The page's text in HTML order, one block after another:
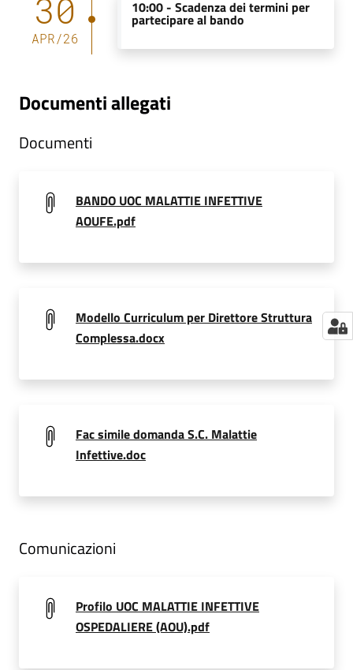
30
APR/26
10:00 - Scadenza dei termini per
partecipare al bando
Documenti allegati
Documenti
BANDO UOC MALATTIE INFETTIVE
AOUFE.pdf
Modello Curriculum per Direttore Struttura
Complessa.docx
Fac simile domanda S.C. Malattie
Infettive.doc
Comunicazioni
Profilo UOC MALATTIE INFETTIVE
OSPEDALIERE (AOU).pdf